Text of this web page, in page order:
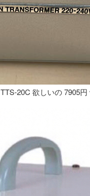
20C 欲しいの 7905円